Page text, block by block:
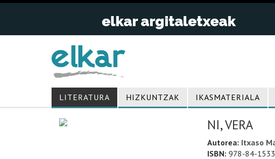
LITERATURA HIZKUNTZAK IKASMATERIALA
NI, VERA
Autorea: Itxaso
ISBN: 978-84-